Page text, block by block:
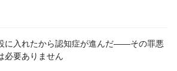
に入れたから認知症が進んだ――その罪悪
必要ありません